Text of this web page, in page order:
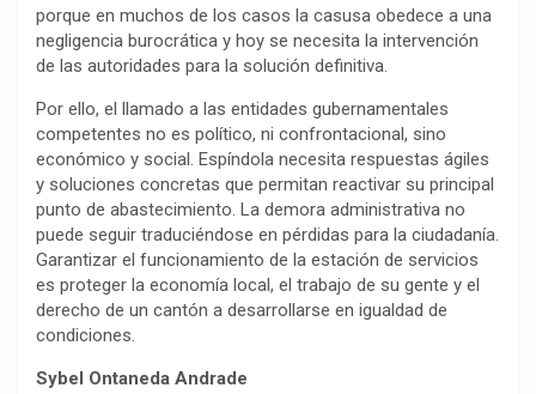
porque en muchos de los casos la casusa obedece a una
negligencia burocrática y hoy se necesita la intervención
de las autoridades para la solución definitiva.
Por ello, el llamado a las entidades gubernamentales
competentes no es político, ni confrontacional, sino
económico y social. Espíndola necesita respuestas ágiles
y soluciones concretas que permitan reactivar su principal
punto de abastecimiento. La demora administrativa no
puede seguir traduciéndose en pérdidas para la ciudadanía.
Garantizar el funcionamiento de la estación de servicios
es proteger la economía local, el trabajo de su gente y el
derecho de un cantón a desarrollarse en igualdad de
condiciones.
Sybel Ontaneda Andrade